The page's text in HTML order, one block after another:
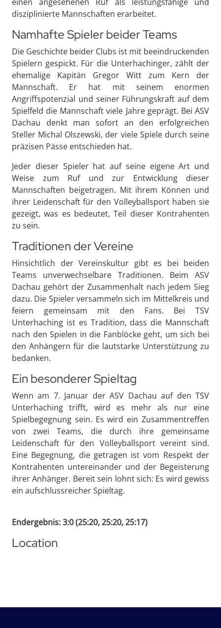
disziplinierte Mannschaften erarbeitet.
Namhafte Spieler beider Teams
Die Geschichte beider Clubs ist mit beeindruckenden
Spielern gespickt. Für die Unterhachinger, zählt der
ehemalige Kapitän Gregor Witt zum Kern der
Mannschaft. Er hat mit seinem enormen
Angriffspotenzial und seiner Führungskraft auf dem
Spielfeld die Mannschaft viele Jahre geprägt. Bei ASV
Dachau denkt man sofort an den erfolgreichen
Steller Michal Olszewski, der viele Spiele durch seine
präzisen Pässe entschieden hat.
Jeder dieser Spieler hat auf seine eigene Art und
Weise zum Ruf und zur Entwicklung dieser
Mannschaften beigetragen. Mit ihrem Können und
ihrer Leidenschaft für den Volleyballsport haben sie
gezeigt, was es bedeutet, Teil dieser Kontrahenten
zu sein.
Traditionen der Vereine
Hinsichtlich der Vereinskultur gibt es bei beiden
Teams unverwechselbare Traditionen. Beim ASV
Dachau gehört der Zusammenhalt nach jedem Sieg
dazu. Die Spieler versammeln sich im Mittelkreis und
feiern gemeinsam mit den Fans. Bei TSV
Unterhaching ist es Tradition, dass die Mannschaft
nach den Spielen in die Fanblöcke geht, um sich bei
den Anhängern für die lautstarke Unterstützung zu
bedanken.
Ein besonderer Spieltag
Wenn am 7. Januar der ASV Dachau auf den TSV
Unterhaching trifft, wird es mehr als nur eine
Spielbegegnung sein. Es wird ein Zusammentreffen
von zwei Teams, die durch ihre gemeinsame
Leidenschaft für den Volleyballsport vereint sind.
Eine Begegnung, die getragen ist vom Respekt der
Kontrahenten untereinander und der Begeisterung
ihrer Anhänger. Bereit sein lohnt sich: Es wird gewiss
ein aufschlussreicher Spieltag.
Endergebnis: 3:0 (25:20, 25:20, 25:17)
Location